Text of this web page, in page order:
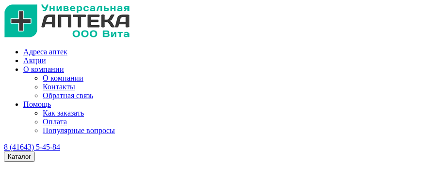
Адреса аптек
Акции
О компании
О компании
Контакты
Обратная связь
Помощь
Как заказать
Оплата
Популярные вопросы
8 (41643) 5-45-84
Каталог